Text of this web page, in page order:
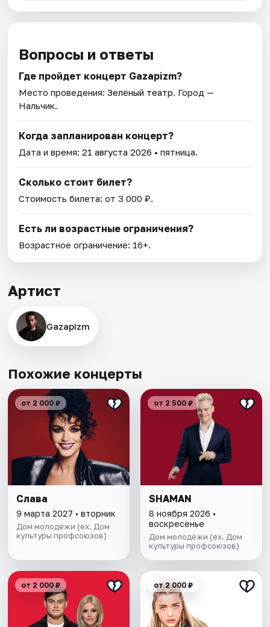
Вопросы и ответы
Где пройдет концерт Gazapizm?
Место проведения:Зелёный театр. Город —
Нальчик.
Когда запланирован концерт?
Дата и время:21 августа 2026 • пятница.
Сколько стоит билет?
Стоимость билета: от 3 000 ₽.
Есть ли возрастные ограничения?
Возрастное ограничение: 16+.
Артист
Gazapizm
Похожие концерты
от 2 000 ₽
Слава
9 марта 2027 • вторник
Дом молодёжи (ex. Дом
культуры профсоюзов)
от 2 500 ₽
SHAMAN
8 ноября 2026 •
воскресенье
Дом молодёжи (ex. Дом
культуры профсоюзов)
от 2 000 ₽ от 2 000 ₽